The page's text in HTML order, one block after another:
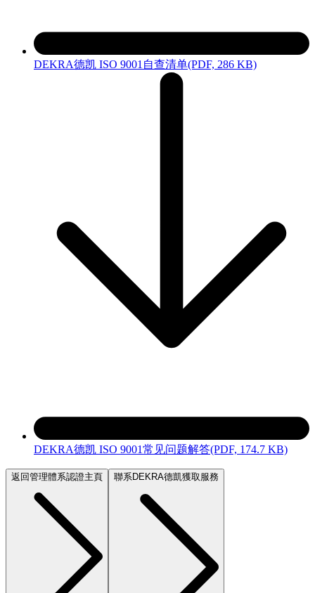
DEKRA德凯 ISO 9001自查清单(PDF, 286 KB)
DEKRA德凯 ISO 9001常见问题解答(PDF, 174.7 KB)
返回管理體系認證主頁 聯系DEKRA德凱獲取服務